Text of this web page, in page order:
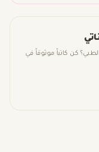
كن كاتباً موثوقاً في